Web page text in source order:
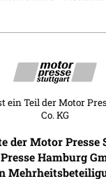
ein Teil der Motor
Co. KG
der Motor Presse
Hamburg